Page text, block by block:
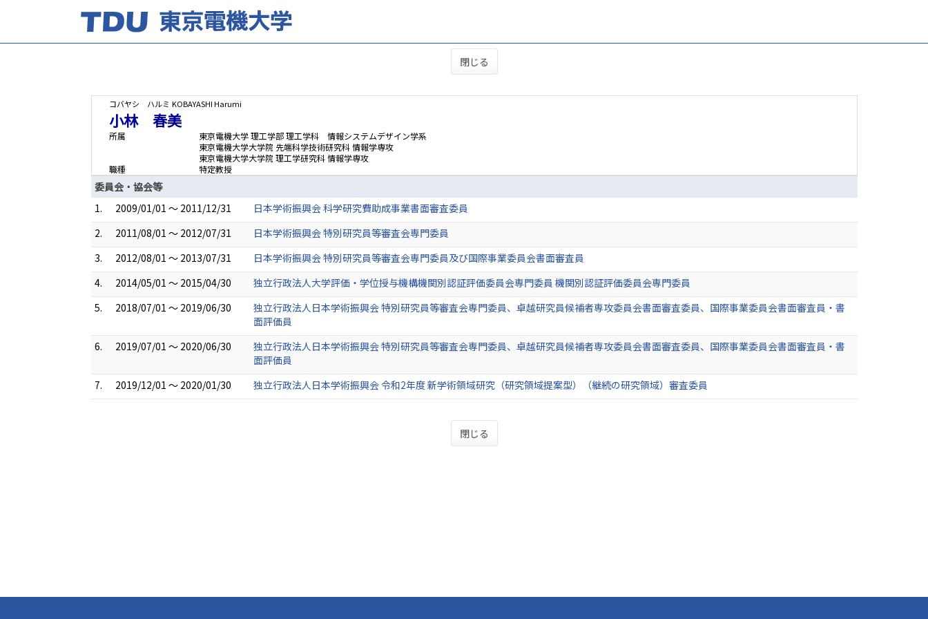
閉じる
コバヤシ ハルミ KOBAYASHI Harumi
小林 春美
所属
東京電機大学 理工学部 理工学科 情報システムデザイン学系
東京電機大学大学院 先端科学技術研究科 情報学専攻
東京電機大学大学院 理工学研究科 情報学専攻
職種
特定教授
委員会・協会等
1.
2009/01/01 ～ 2011/12/31
日本学術振興会 科学研究費助成事業書面審査委員
2.
2011/08/01 ～ 2012/07/31
日本学術振興会 特別研究員等審査会専門委員
3.
2012/08/01 ～ 2013/07/31
日本学術振興会 特別研究員等審査会専門委員及び国際事業委員会書面審査員
4.
2014/05/01 ～ 2015/04/30
独立行政法人大学評価・学位授与機構機関別認証評価委員会専門委員 機関別認証評価委員会専門委員
5.
2018/07/01 ～ 2019/06/30
独立行政法人日本学術振興会 特別研究員等審査会専門委員、卓越研究員候補者専攻委員会書面審査委員、国際事業委員会書面審査員・書
面評価員
6.
2019/07/01 ～ 2020/06/30
独立行政法人日本学術振興会 特別研究員等審査会専門委員、卓越研究員候補者専攻委員会書面審査委員、国際事業委員会書面審査員・書
面評価員
7.
2019/12/01 ～ 2020/01/30 独立行政法人日本学術振興会 令和2年度 新学術領域研究（研究領域提案型）（継続の研究領域）審査委員
閉じる